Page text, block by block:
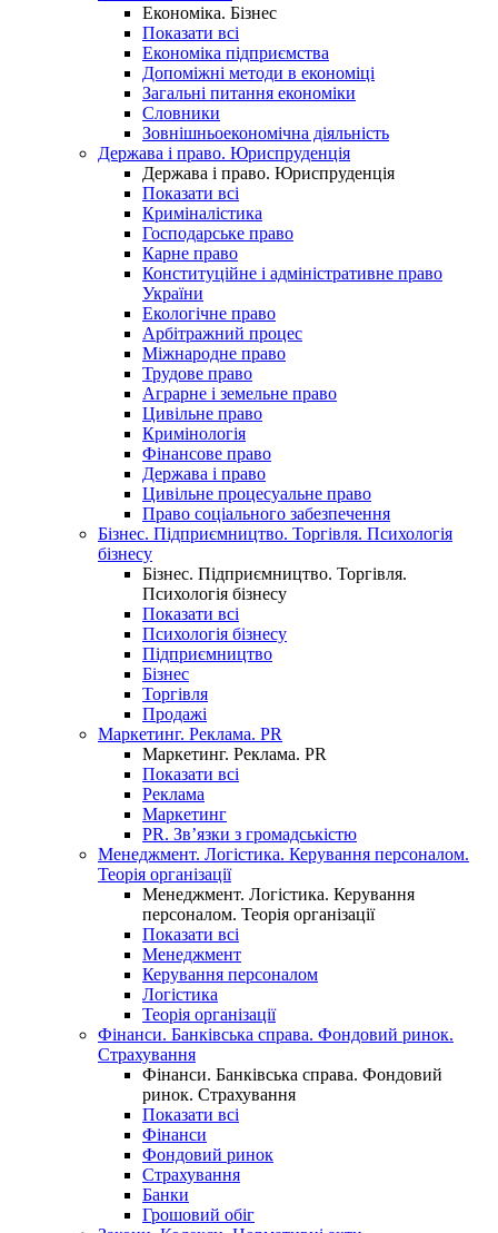
Економіка. Бізнес
Показати всі
Економіка підприємства
Допоміжні методи в економіці
Загальні питання економіки
Словники
Зовнішньоекономічна діяльність
Держава і право. Юриспруденція
Держава і право. Юриспруденція
Показати всі
Криміналістика
Господарське право
Карне право
Конституційне і адміністративне право
України
Екологічне право
Арбітражний процес
Міжнародне право
Трудове право
Аграрне і земельне право
Цивільне право
Кримінологія
Фінансове право
Держава і право
Цивільне процесуальне право
Право соціального забезпечення
Бізнес. Підприємництво. Торгівля. Психологія
бізнесу
Бізнес. Підприємництво. Торгівля.
Психологія бізнесу
Показати всі
Психологія бізнесу
Підприємництво
Бізнес
Торгівля
Продажі
Маркетинг. Реклама. PR
Маркетинг. Реклама. PR
Показати всі
Реклама
Маркетинг
PR. Зв’язки з громадськістю
Менеджмент. Логістика. Керування персоналом.
Теорія організації
Менеджмент. Логістика. Керування
персоналом. Теорія організації
Показати всі
Менеджмент
Керування персоналом
Логістика
Теорія організації
Фінанси. Банківська справа. Фондовий ринок.
Страхування
Фінанси. Банківська справа. Фондовий
ринок. Страхування
Показати всі
Фінанси
Фондовий ринок
Страхування
Банки
Грошовий обіг